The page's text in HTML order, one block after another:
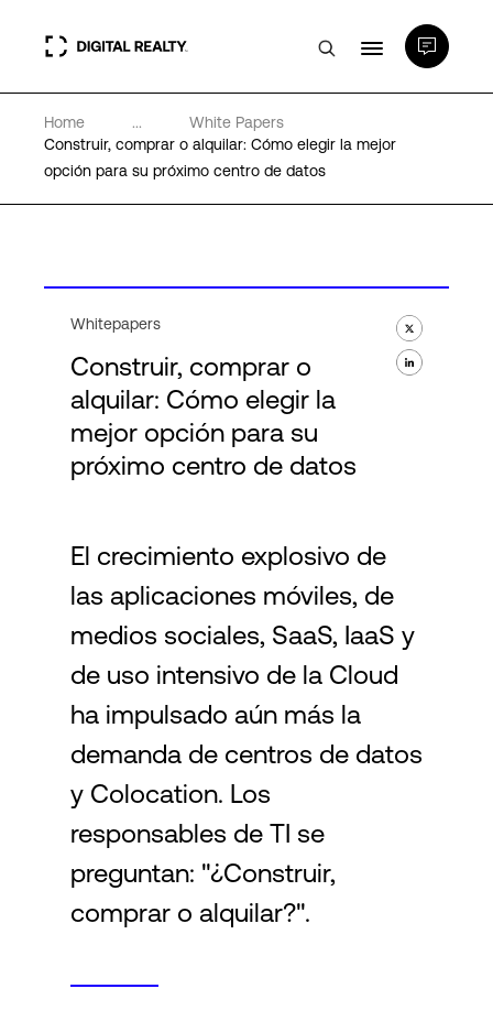
Centros de Datos
PlatformDIGITAL®
Acerca de
Login
Home ...
White Papers
Construir, comprar o alquilar: Cómo elegir la mejor
opción para su próximo centro de datos
Whitepapers
Construir, comprar o
alquilar: Cómo elegir la
mejor opción para su
próximo centro de datos
El crecimiento explosivo de
las aplicaciones móviles, de
medios sociales, SaaS, IaaS y
de uso intensivo de la Cloud
ha impulsado aún más la
demanda de centros de datos
y Colocation. Los
responsables de TI se
preguntan: "¿Construir,
comprar o alquilar?".